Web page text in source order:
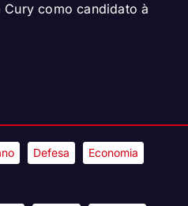
como candidato à
Defesa Economia